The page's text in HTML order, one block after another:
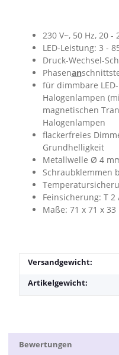
230 V~, 50 Hz, 20 -
LED-Leistung: 3 -
Druck-Wechsel-
Phasenan
für dimmbare
Halogenlampen
magnetischen
Halogenlampen
flackerfreies
Grundhelligkeit
Metallwelle Ø 4
Schraubklemmen
Feinsicherung: T 2
Maße: 71 x 71 x 33
Versandgewicht:
Artikelgewicht:
Bewertungen